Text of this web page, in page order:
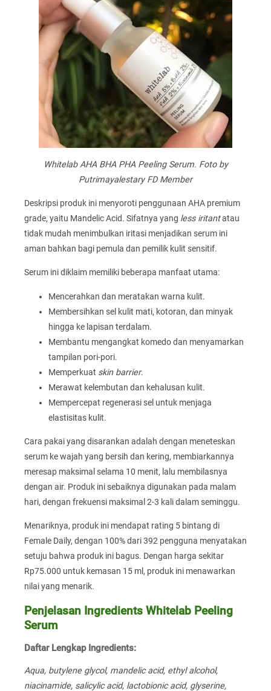
Whitelab AHA BHA PHA Peeling Serum. Foto by
Putrimayalestary FD Member
Deskripsi produk ini menyoroti penggunaan AHA premium
grade, yaitu Mandelic Acid. Sifatnya yang less iritantatau
tidak mudah menimbulkan iritasi menjadikan serum ini
aman bahkan bagi pemula dan pemilik kulit sensitif.
Serum ini diklaim memiliki beberapa manfaat utama:
Mencerahkan dan meratakan warna kulit.
Membersihkan sel kulit mati, kotoran, dan minyak
hingga ke lapisan terdalam.
Membantu mengangkat komedo dan menyamarkan
tampilan pori-pori.
Memperkuat skin barrier.
Merawat kelembutan dan kehalusan kulit.
Mempercepat regenerasi sel untuk menjaga
elastisitas kulit.
Cara pakai yang disarankan adalah dengan meneteskan
serum ke wajah yang bersih dan kering, membiarkannya
meresap maksimal selama 10 menit, lalu membilasnya
dengan air. Produk ini sebaiknya digunakan pada malam
hari, dengan frekuensi maksimal 2-3 kali dalam seminggu.
Menariknya, produk ini mendapat rating 5 bintang di
Female Daily, dengan 100% dari 392 pengguna menyatakan
setuju bahwa produk ini bagus. Dengan harga sekitar
Rp75.000 untuk kemasan 15 ml, produk ini menawarkan
nilai yang menarik.
Penjelasan Ingredients Whitelab Peeling
Serum
Daftar Lengkap Ingredients:
Aqua, butylene glycol, mandelic acid, ethyl alcohol,
niacinamide, salicylic acid, lactobionic acid, glyserine,